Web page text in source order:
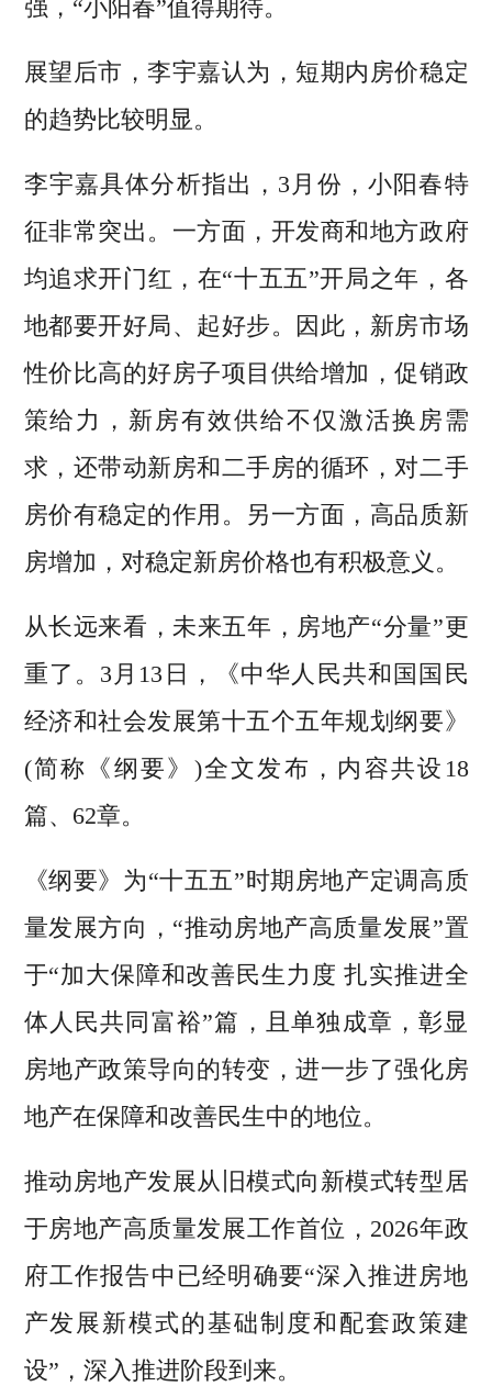
强，“小阳春”值得期待。
展望后市，李宇嘉认为，短期内房价稳定
的趋势比较明显。
李宇嘉具体分析指出，3月份，小阳春特
征非常突出。一方面，开发商和地方政府
均追求开门红，在“十五五”开局之年，各
地都要开好局、起好步。因此，新房市场
性价比高的好房子项目供给增加，促销政
策给力，新房有效供给不仅激活换房需
求，还带动新房和二手房的循环，对二手
房价有稳定的作用。另一方面，高品质新
房增加，对稳定新房价格也有积极意义。
从长远来看，未来五年，房地产“分量”更
重了。3月13日，《中华人民共和国国民
经济和社会发展第十五个五年规划纲要》
(简称《纲要》)全文发布，内容共设18
篇、62章。
《纲要》为“十五五”时期房地产定调高质
量发展方向，“推动房地产高质量发展”置
于“加大保障和改善民生力度 扎实推进全
体人民共同富裕”篇，且单独成章，彰显
房地产政策导向的转变，进一步了强化房
地产在保障和改善民生中的地位。
推动房地产发展从旧模式向新模式转型居
于房地产高质量发展工作首位，2026年政
府工作报告中已经明确要“深入推进房地
产发展新模式的基础制度和配套政策建
设”，深入推进阶段到来。